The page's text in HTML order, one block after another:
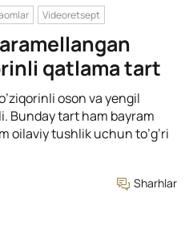
Videoretsept
qatlama tart
oson va yengil
Bunday tart ham bayram
oilaviy tushlik uchun to’g’ri
Sharhlar